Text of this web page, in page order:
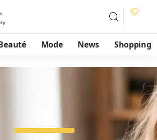
Mode News Shopping